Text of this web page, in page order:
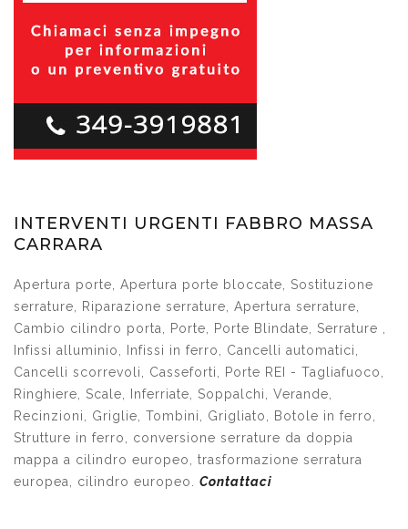
INTERVENTI URGENTI FABBRO MASSA
CARRARA
Apertura porte, Apertura porte bloccate, Sostituzione
serrature, Riparazione serrature, Apertura serrature,
Cambio cilindro porta, Porte, Porte Blindate, Serrature ,
Infissi alluminio, Infissi in ferro, Cancelli automatici,
Cancelli scorrevoli, Casseforti, Porte REI - Tagliafuoco,
Ringhiere, Scale, Inferriate, Soppalchi, Verande,
Recinzioni, Griglie, Tombini, Grigliato, Botole in ferro,
Strutture in ferro, conversione serrature da doppia
mappa a cilindro europeo, trasformazione serratura
europea, cilindro europeo. Contattaci